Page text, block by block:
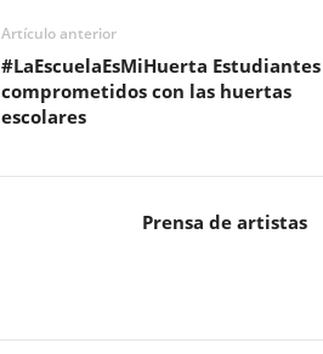
Artículo anterior
#LaEscuelaEsMiHuerta Estudiantes
comprometidos con las huertas
escolares
Prensa de artistas